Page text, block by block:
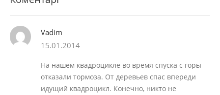
Vadim
15.01.2014
На нашем квадроцикле во время спуска с горы
отказали тормоза. От деревьев спас впереди
идущий квадроцикл. Конечно, никто не